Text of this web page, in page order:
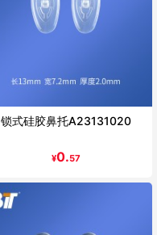
锁式硅胶鼻托A23131020
¥0.57